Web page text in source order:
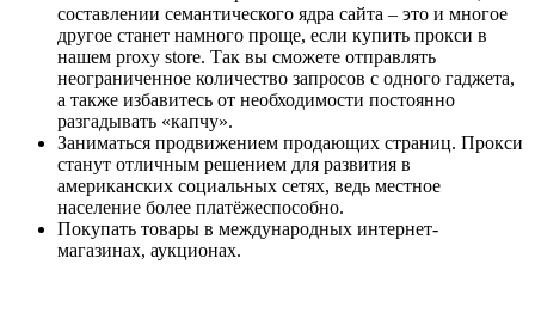
составлении семантического ядра сайта – это и многое
другое станет намного проще, если купить прокси в
нашем proxy store. Так вы сможете отправлять
неограниченное количество запросов с одного гаджета,
а также избавитесь от необходимости постоянно
разгадывать «капчу».
Заниматься продвижением продающих страниц. Прокси
станут отличным решением для развития в
американских социальных сетях, ведь местное
население более платёжеспособно.
Покупать товары в международных интернет-
магазинах, аукционах.